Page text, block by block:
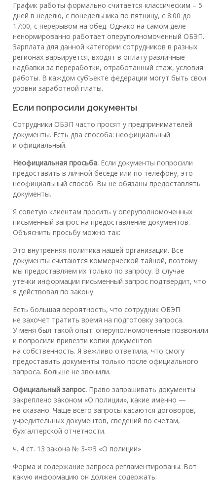
График работы формально считается классическим – 5
дней в неделю, с понедельника по пятницу, с 8:00 до
17:00, с перерывом на обед. Однако на самом деле
ненормированно работает оперуполномоченный ОБЭП.
Зарплата для данной категории сотрудников в разных
регионах варьируется, входят в оплату различные
надбавки за переработки, отработанный стаж, условия
работы. В каждом субъекте федерации могут быть свои
уровни заработной платы.
Если попросили документы
Сотрудники ОБЭП часто просят у предпринимателей
документы. Есть два способа: неофициальный
и официальный.
Неофициальная просьба. Если документы попросили
предоставить в личной беседе или по телефону, это
неофициальный способ. Вы не обязаны предоставлять
документы.
Я советую клиентам просить у оперуполномоченных
письменный запрос на предоставление документов.
Объяснить просьбу можно так:
Это внутренняя политика нашей организации. Все
документы считаются коммерческой тайной, поэтому
мы предоставляем их только по запросу. В случае
утечки информации письменный запрос подтвердит, что
я действовал по закону.
Есть большая вероятность, что сотрудник ОБЭП
не захочет тратить время на подготовку запроса.
У меня был такой опыт: оперуполномоченные позвонили
и попросили привезти копии документов
на собственность. Я вежливо ответила, что смогу
предоставить документы только после официального
запроса. Больше не звонили.
Официальный запрос. Право запрашивать документы
закреплено законом «О полиции», какие именно —
не сказано. Чаще всего запросы касаются договоров,
учредительных документов, сведений по счетам,
бухгалтерской отчетности.
ч. 4 ст. 13 закона № 3-ФЗ «О полиции»
Форма и содержание запроса регламентированы. Вот
какую информацию он должен содержать: